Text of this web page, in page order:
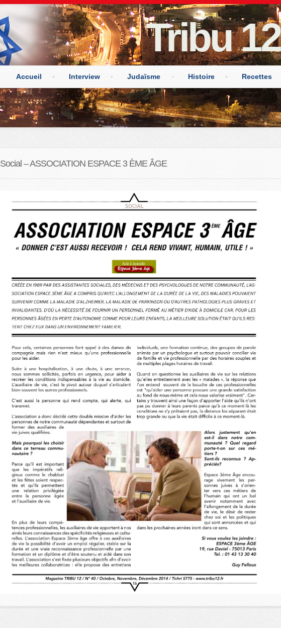
Tribu 12
Accueil Interview Judaïsme Histoire Recettes
Social – ASSOCIATION ESPACE 3 ÈME ÂGE